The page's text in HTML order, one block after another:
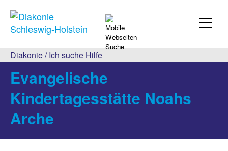
Diakonie/Ich suche Hilfe
Evangelische
Kindertagesstätte Noahs
Arche